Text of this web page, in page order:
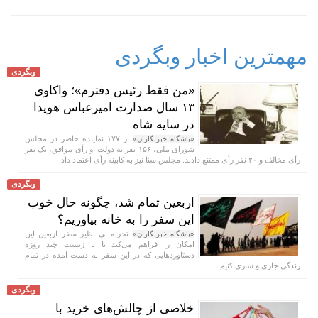
مهمترین اخبار وبگردی
وبگردی
«من فقط رئیس دفترم»؛ واکاوی
۱۳ سال صدارت امیرعباس هویدا
در سایه شاه
«باشگاه خبرنگاران»
از ۱۷۷ نماینده حاضر در مجلس
شورای ملی، ۱۵۶ نفر به دولت او رأی موافق، یک نفر
رأی مخالف و ۲۰ نفر رأی ممتنع دادند. مجلس سنا نیز به کابینه رأی اعتماد داد.
وبگردی
اربعین تمام شد، چگونه حال خوب
این سفر را به خانه بیاوریم؟
«باشگاه خبرنگاران» تجربه بی نظیر سفر اربعین این
امکان را فراهم می‌کند تا با زیست چند روزه
دستاورد‌هایی که در این سفر به دست آمده در تمام
زندگی جاری و ساری کنیم.
وبگردی
خلاصی از چالش‌های خرید با